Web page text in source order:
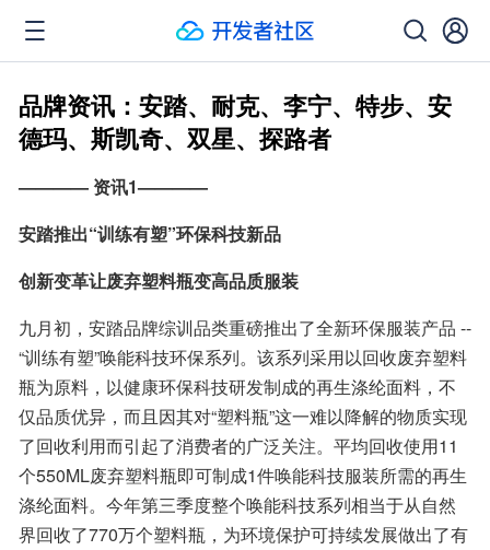
品牌资讯：安踏、耐克、李宁、特步、安
德玛、斯凯奇、双星、探路者
———— 资讯1————
安踏推出“训练有塑”环保科技新品
创新变革让废弃塑料瓶变高品质服装
九月初，安踏品牌综训品类重磅推出了全新环保服装产品 --
“训练有塑”唤能科技环保系列。该系列采用以回收废弃塑料
瓶为原料，以健康环保科技研发制成的再生涤纶面料，不
仅品质优异，而且因其对“塑料瓶”这一难以降解的物质实现
了回收利用而引起了消费者的广泛关注。平均回收使用11
个550ML废弃塑料瓶即可制成1件唤能科技服装所需的再生
涤纶面料。今年第三季度整个唤能科技系列相当于从自然
界回收了770万个塑料瓶，为环境保护可持续发展做出了有